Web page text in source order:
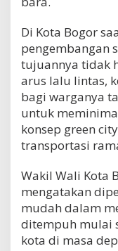
Di Kota Bogor
pengembangan
tujuannya tidak
arus lalu lintas,
bagi warganya
untuk
konsep green
transportasi
Wakil Wali Kota
mengatakan
mudah dalam
ditempuh mulai
kota di masa